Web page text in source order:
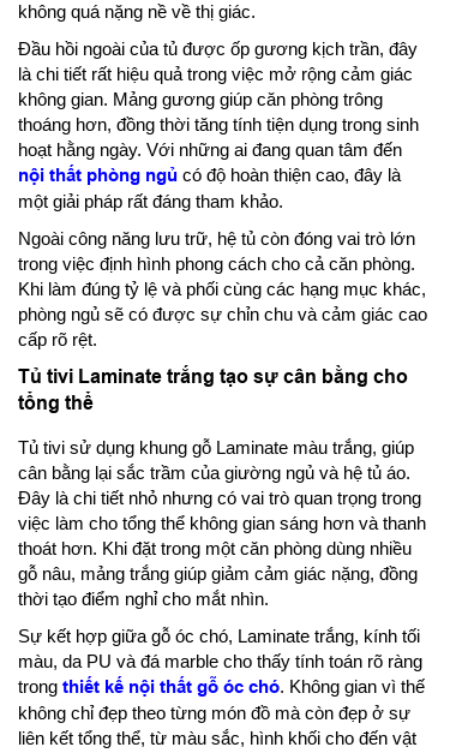
không quá nặng nề về thị giác.
Đầu hồi ngoài của tủ được ốp gương kịch trần, đây
là chi tiết rất hiệu quả trong việc mở rộng cảm giác
không gian. Mảng gương giúp căn phòng trông
thoáng hơn, đồng thời tăng tính tiện dụng trong sinh
hoạt hằng ngày. Với những ai đang quan tâm đến
nội thất phòng ngủ có độ hoàn thiện cao, đây là
một giải pháp rất đáng tham khảo.
Ngoài công năng lưu trữ, hệ tủ còn đóng vai trò lớn
trong việc định hình phong cách cho cả căn phòng.
Khi làm đúng tỷ lệ và phối cùng các hạng mục khác,
phòng ngủ sẽ có được sự chỉn chu và cảm giác cao
cấp rõ rệt.
Tủ tivi Laminate trắng tạo sự cân bằng cho
tổng thể
Tủ tivi sử dụng khung gỗ Laminate màu trắng, giúp
cân bằng lại sắc trầm của giường ngủ và hệ tủ áo.
Đây là chi tiết nhỏ nhưng có vai trò quan trọng trong
việc làm cho tổng thể không gian sáng hơn và thanh
thoát hơn. Khi đặt trong một căn phòng dùng nhiều
gỗ nâu, mảng trắng giúp giảm cảm giác nặng, đồng
thời tạo điểm nghỉ cho mắt nhìn.
Sự kết hợp giữa gỗ óc chó, Laminate trắng, kính tối
màu, da PU và đá marble cho thấy tính toán rõ ràng
trong thiết kế nội thất gỗ óc chó. Không gian vì thế
không chỉ đẹp theo từng món đồ mà còn đẹp ở sự
liên kết tổng thể, từ màu sắc, hình khối cho đến vật